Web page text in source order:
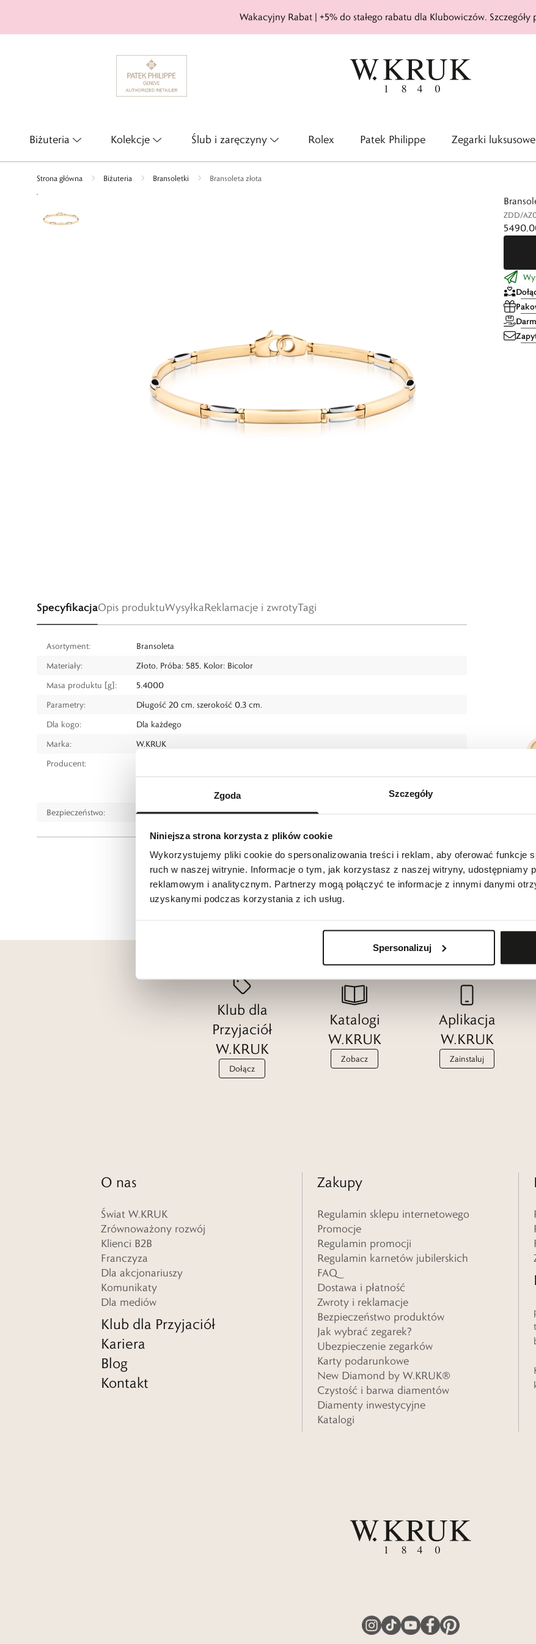
Zgoda Szczegóły
Niniejsza strona korzysta z plików cookie
Wykorzystujemy pliki cookie do spersonalizowania treści i reklam, aby oferować funkcje
ruch w naszej witrynie. Informacje o tym, jak korzystasz z naszej witryny, udostępniamy
reklamowym i analitycznym. Partnerzy mogą połączyć te informacje z innymi danymi
uzyskanymi podczas korzystania z ich usług.
Spersonalizuj
Wakacyjny Rabat | +5% do stałego rabatu dla Klubowiczów. Szczegóły
Biżuteria Kolekcje Ślub i zaręczyny Rolex Patek Philippe Zegarki luksusowe
Strona główna Biżuteria Bransoletki Bransoleta złota
ZDD/
SpecyfikacjaOpis produktuWysyłkaReklamacje i zwrotyTagi
Asortyment:
Bransoleta
Materiały:
Złoto, Próba: 585, Kolor: Bicolor
Masa produktu [g]:
5.4000
Parametry:
Długość 20 cm, szerokość 0,3 cm.
Dla kogo:
Dla każdego
Marka:
W.KRUK
Producent:
gspr@wkruk.pl
Bezpieczeństwo:
Informacje o bezpieczeństwie
Klub dla
Przyjaciół
W.KRUK
Dołącz
Katalogi
W.KRUK
Zobacz
Aplikacja
W.KRUK
Zainstaluj
O nas
Świat W.KRUK
Zrównoważony rozwój
Klienci B2B
Franczyza
Dla akcjonariuszy
Komunikaty
Dla mediów
Klub dla Przyjaciół
Kariera
Blog
Kontakt
Zakupy
Regulamin sklepu internetowego
Promocje
Regulamin promocji
Regulamin karnetów jubilerskich
FAQ
Dostawa i płatność
Zwroty i reklamacje
Bezpieczeństwo produktów
Jak wybrać zegarek?
Ubezpieczenie zegarków
Karty podarunkowe
New Diamond by W.KRUK®
Czystość i barwa diamentów
Diamenty inwestycyjne
Katalogi